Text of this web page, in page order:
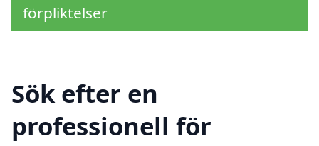
förpliktelser
Sök efter en
professionell för